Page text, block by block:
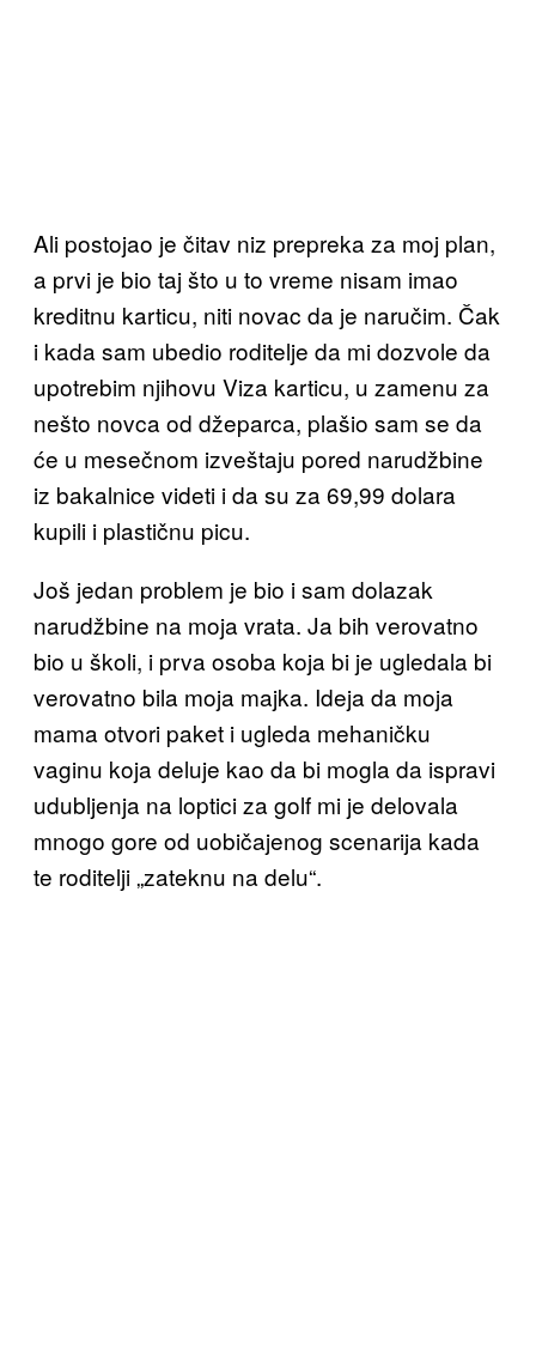
Ali postojao je čitav niz prepreka za moj plan,
a prvi je bio taj što u to vreme nisam imao
kreditnu karticu, niti novac da je naručim. Čak
i kada sam ubedio roditelje da mi dozvole da
upotrebim njihovu Viza karticu, u zamenu za
nešto novca od džeparca, plašio sam se da
će u mesečnom izveštaju pored narudžbine
iz bakalnice videti i da su za 69,99 dolara
kupili i plastičnu picu.
Još jedan problem je bio i sam dolazak
narudžbine na moja vrata. Ja bih verovatno
bio u školi, i prva osoba koja bi je ugledala bi
verovatno bila moja majka. Ideja da moja
mama otvori paket i ugleda mehaničku
vaginu koja deluje kao da bi mogla da ispravi
udubljenja na loptici za golf mi je delovala
mnogo gore od uobičajenog scenarija kada
te roditelji „zateknu na delu“.